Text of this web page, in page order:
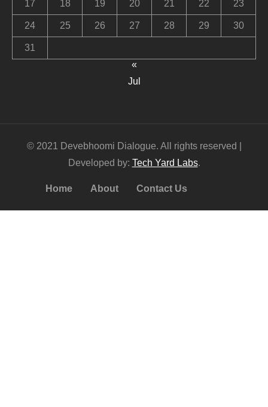
17 18 19 20 21 22 23
24 25 26 27 28 29 30
31
«
Jul
© 2021 Devebhoomi Dialogue. All rights reserved |
Developed by: Tech Yard Labs.
Home About Contact Us